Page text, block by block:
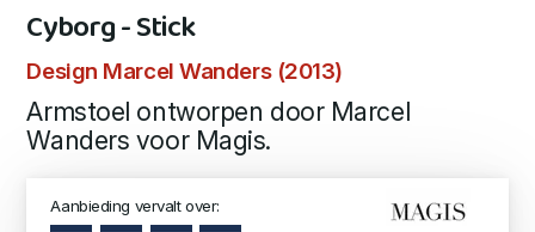
Cyborg - Stick
Design Marcel Wanders (2013)
Armstoel ontworpen door Marcel
Wanders voor Magis.
Aanbieding vervalt over: